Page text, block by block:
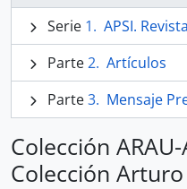
Serie
APSI. Revista
Parte
Artículos
Parte
Mensaje
Colección ARAU-
Colección